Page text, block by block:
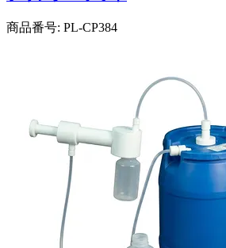
商品番号: PL-CP384